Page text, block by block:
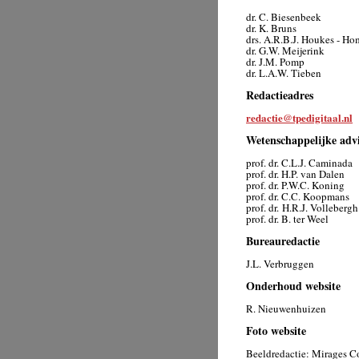
dr. C. Biesenbeek
dr. K. Bruns
drs. A.R.B.J. Houkes -
dr. G.W. Meijerink
dr. J.M. Pomp
dr. L.A.W. Tieben
Redactieadres
redactie@tpedigitaal.nl
Wetenschappelijke
prof. dr. C.L.J. Caminada
prof. dr. H.P. van Dalen
prof. dr. P.W.C. Koning
prof. dr. C.C. Koopmans
prof. dr. H.R.J. Vollebergh
prof. dr. B. ter Weel
Bureauredactie
J.L. Verbruggen
Onderhoud website
R. Nieuwenhuizen
Foto website
Beeldredactie: Mirages